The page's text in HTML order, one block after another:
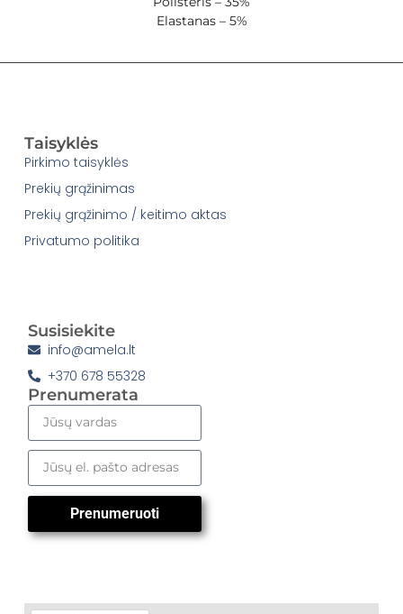
Elastanas – 5%
Taisyklės
Pirkimo taisyklės
Prekių grąžinimas
Prekių grąžinimo / keitimo aktas
Privatumo politika
Susisiekite
info@amela.lt
+370 678 55328
Prenumerata
Prenumeruoti